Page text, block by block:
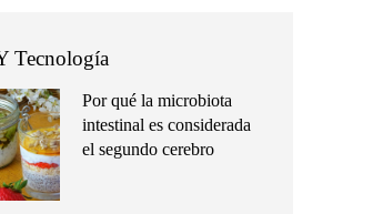
Tecnología
Por qué la microbiota
intestinal es considerada
el segundo cerebro